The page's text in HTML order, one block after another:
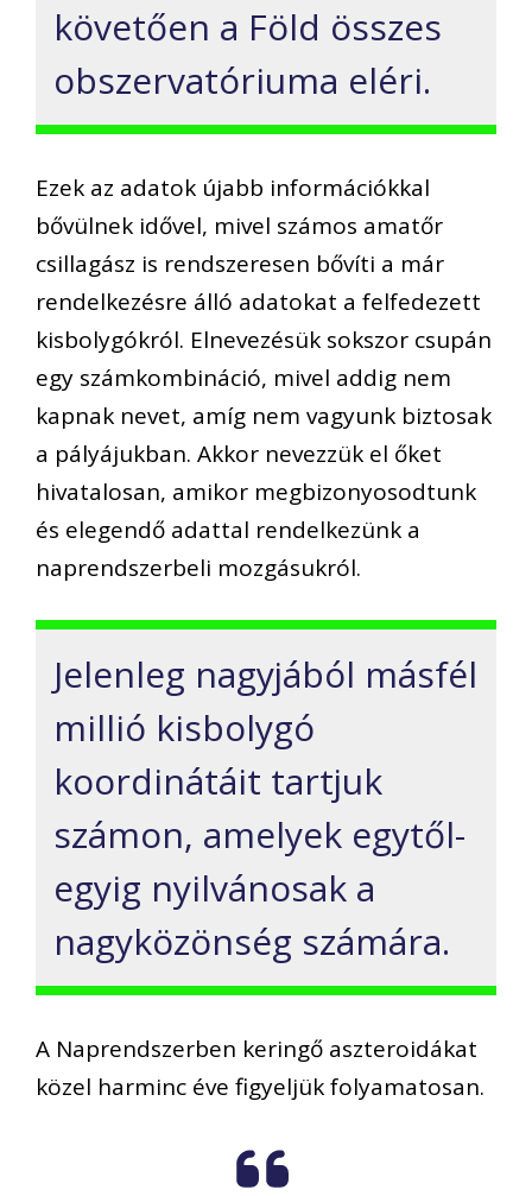
követően a Föld összes
obszervatóriuma eléri.
Ezek az adatok újabb információkkal
bővülnek idővel, mivel számos amatőr
csillagász is rendszeresen bővíti a már
rendelkezésre álló adatokat a felfedezett
kisbolygókról. Elnevezésük sokszor csupán
egy számkombináció, mivel addig nem
kapnak nevet, amíg nem vagyunk biztosak
a pályájukban. Akkor nevezzük el őket
hivatalosan, amikor megbizonyosodtunk
és elegendő adattal rendelkezünk a
naprendszerbeli mozgásukról.
Jelenleg nagyjából másfél
millió kisbolygó
koordinátáit tartjuk
számon, amelyek egytől-
egyig nyilvánosak a
nagyközönség számára.
A Naprendszerben keringő aszteroidákat
közel harminc éve figyeljük folyamatosan.